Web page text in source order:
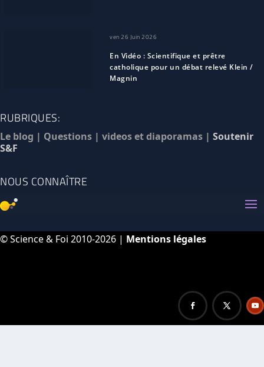
ven 26 Juin 2026
En Vidéo : Scientifique et prêtre
catholique pour un débat relevé Klein /
Magnin
RUBRIQUES:
Le blog | Questions | videos et diaporamas | Soutenir
S&F
NOUS CONNAÎTRE
© Science & Foi 2010-2026 | Mentions légales